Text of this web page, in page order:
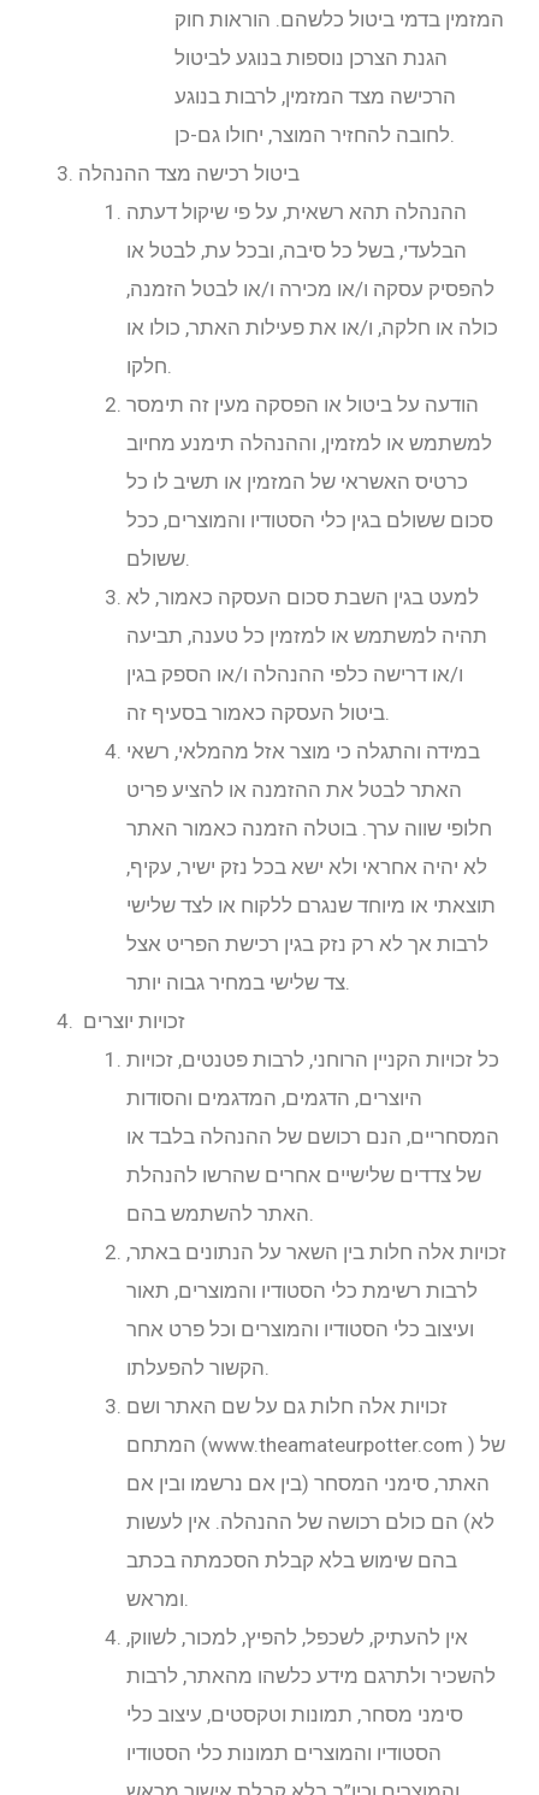
המזמין בדמי ביטול כלשהם. הוראות חוק
הגנת הצרכן נוספות בנוגע לביטול
הרכישה מצד המזמין, לרבות בנוגע
ביטול רכישה מצד ההנהלה
ההנהלה תהא רשאית, על פי שיקול דעתה
הבלעדי, בשל כל סיבה, ובכל עת, לבטל או
להפסיק עסקה ו/או מכירה ו/או לבטל הזמנה,
כולה או חלקה, ו/או את פעילות האתר, כולו או
הודעה על ביטול או הפסקה מעין זה תימסר
למשתמש או למזמין, וההנהלה תימנע מחיוב
כרטיס האשראי של המזמין או תשיב לו כל
סכום ששולם בגין כלי הסטודיו והמוצרים, ככל
למעט בגין השבת סכום העסקה כאמור, לא
תהיה למשתמש או למזמין כל טענה, תביעה
ו/או דרישה כלפי ההנהלה ו/או הספק בגין
במידה והתגלה כי מוצר אזל מהמלאי, רשאי
האתר לבטל את ההזמנה או להציע פריט
חלופי שווה ערך. בוטלה הזמנה כאמור האתר
לא יהיה אחראי ולא ישא בכל נזק ישיר, עקיף,
תוצאתי או מיוחד שנגרם ללקוח או לצד שלישי
לרבות אך לא רק נזק בגין רכישת הפריט אצל
זכויות יוצרים
כל זכויות הקניין הרוחני, לרבות פטנטים, זכויות
היוצרים, הדגמים, המדגמים והסודות
המסחריים, הנם רכושם של ההנהלה בלבד או
של צדדים שלישיים אחרים שהרשו להנהלת
זכויות אלה חלות בין השאר על הנתונים באתר,
לרבות רשימת כלי הסטודיו והמוצרים, תאור
ועיצוב כלי הסטודיו והמוצרים וכל פרט אחר
זכויות אלה חלות גם על שם האתר ושם
המתחם (www.theamateurpotter.com ) של
האתר, סימני המסחר (בין אם נרשמו ובין אם
לא) הם כולם רכושה של ההנהלה. אין לעשות
בהם שימוש בלא קבלת הסכמתה בכתב
אין להעתיק, לשכפל, להפיץ, למכור, לשווק,
להשכיר ולתרגם מידע כלשהו מהאתר, לרבות
סימני מסחר, תמונות וטקסטים, עיצוב כלי
הסטודיו והמוצרים תמונות כלי הסטודיו